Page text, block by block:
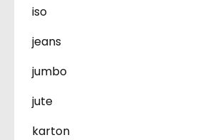
iso
jeans
jumbo
jute
karton